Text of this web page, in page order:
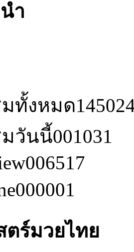
ำ
ทั้งหมด
มวันนี้001031
006517
000001
ตร์มวยไทย